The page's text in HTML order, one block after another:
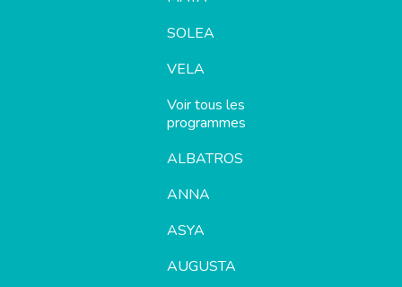
SOLEA
VELA
Voir tous les
programmes
ALBATROS
ANNA
ASYA
AUGUSTA